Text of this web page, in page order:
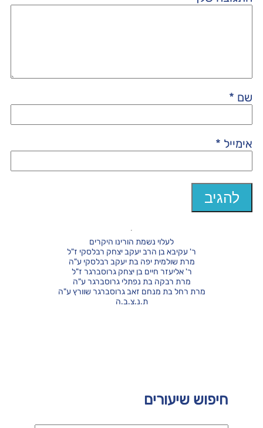
שם *
אימייל *
חיפוש שיעורים
לעלוי נשמת הורינו היקרים
ר' עקיבא בן הרב יעקב יצחק רבלסקי ז"ל
מרת שולמית יפה בת יעקב רבלסקי ע"ה
ר' אליעזר חיים בן יצחק גרוסברגר ז"ל
מרת רבקה בת נפתלי גרוסברגר ע"ה
מרת רחל בת מנחם זאב גרוסברגר שוורץ ע"ה
ת.נ.צ.ב.ה